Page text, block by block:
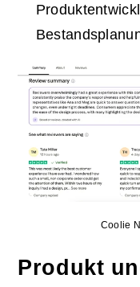
Coolie
Produkt